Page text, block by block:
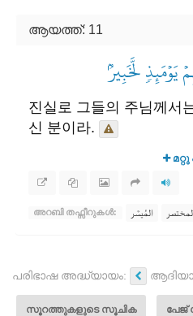
ആയത്ത്: 11
يَوۡمَئِذٖ لَّخَبِيرُۢ
진실로 그들의 주님께서
신 분이라.
മറ്റു
അറബി തഫ്സീറുകൾ: المُيسَّر
പരിഭാഷ അദ്ധ്യായം:
സൂറത്തുകളുടെ സൂചിക പേജ്